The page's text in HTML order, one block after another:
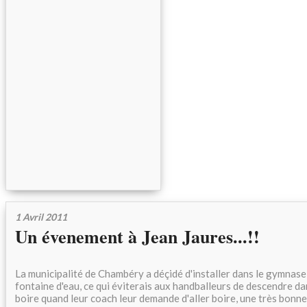
1 Avril 2011
Un évenement à Jean Jaures...!!
La municipalité de Chambéry a déçidé d'installer dans le
fontaine d'eau, ce qui éviterais aux handballeurs de descendre
boire quand leur coach leur demande d'aller boire, une très